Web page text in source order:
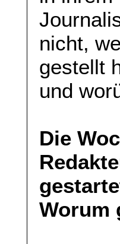
nicht,
gestellt
und
Die
Worum